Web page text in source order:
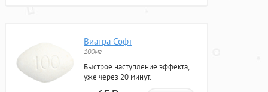
Виагра Софт
100мг
Быстрое наступление эффекта,
уже через 20 минут.